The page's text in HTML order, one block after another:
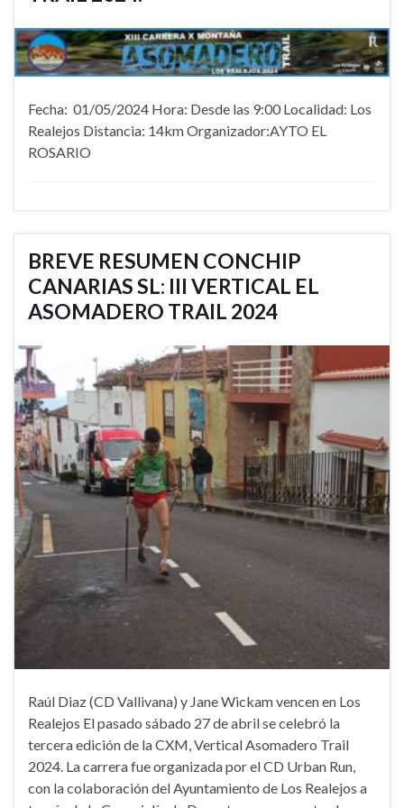
Fecha: 01/05/2024 Hora: Desde las 9:00 Localidad: Los
Realejos Distancia: 14km Organizador:AYTO EL
ROSARIO
BREVE RESUMEN CONCHIP
CANARIAS SL: III VERTICAL EL
ASOMADERO TRAIL 2024
Raúl Diaz (CD Vallivana) y Jane Wickam vencen en Los
Realejos El pasado sábado 27 de abril se celebró la
tercera edición de la CXM, Vertical Asomadero Trail
2024. La carrera fue organizada por el CD Urban Run,
con la colaboración del Ayuntamiento de Los Realejos a